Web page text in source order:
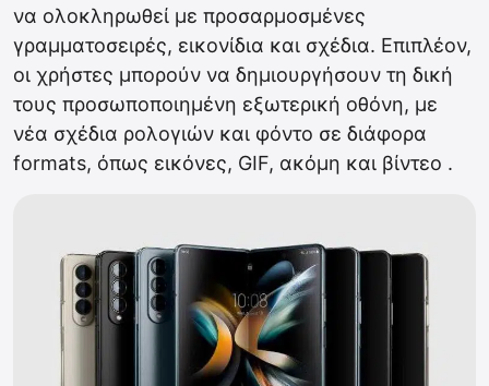
να ολοκληρωθεί με προσαρμοσμένες
γραμματοσειρές, εικονίδια και σχέδια. Επιπλέον,
οι χρήστες μπορούν να δημιουργήσουν τη δική
τους προσωποποιημένη εξωτερική οθόνη, με
νέα σχέδια ρολογιών και φόντο σε διάφορα
formats, όπως εικόνες, GIF, ακόμη και βίντεο .